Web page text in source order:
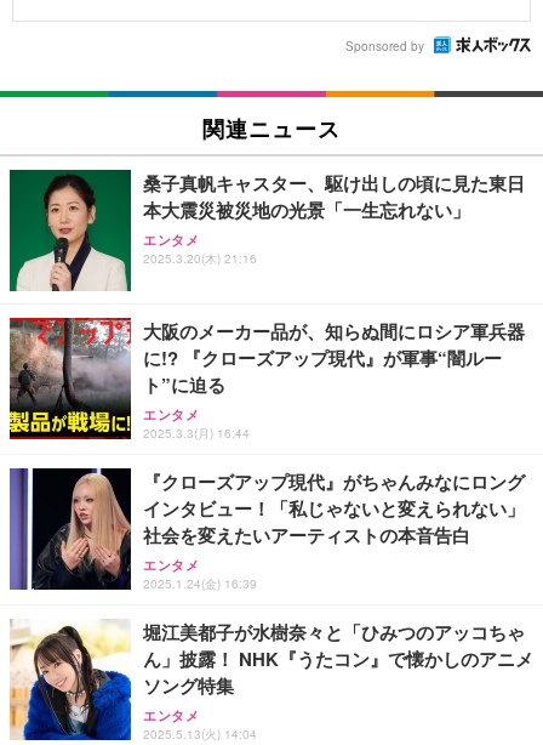
Sponsored by
関連ニュース
桑子真帆キャスター、駆け出しの頃に見た東日
本大震災被災地の光景「一生忘れない」
エンタメ
2025.3.20(木) 21:16
大阪のメーカー品が、知らぬ間にロシア軍兵器
に!? 『クローズアップ現代』が軍事“闇ルー
ト”に迫る
エンタメ
2025.3.3(月) 16:44
『クローズアップ現代』がちゃんみなにロング
インタビュー！「私じゃないと変えられない」
社会を変えたいアーティストの本音告白
エンタメ
2025.1.24(金) 16:39
堀江美都子が水樹奈々と「ひみつのアッコちゃ
ん」披露！ NHK『うたコン』で懐かしのアニメ
ソング特集
エンタメ
2025.5.13(火) 14:04